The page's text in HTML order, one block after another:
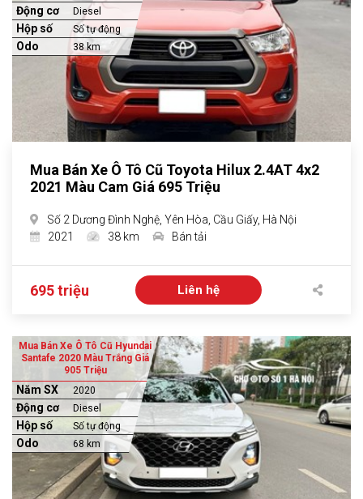
Động cơ Diesel
Hộp số Số tự động
Odo 38 km
Mua Bán Xe Ô Tô Cũ Toyota Hilux 2.4AT 4x2
2021 Màu Cam Giá 695 Triệu
Số 2 Dương Đình Nghệ, Yên Hòa, Cầu Giấy, Hà Nội
2021
38 km Bán tải
695 triệu Liên hệ
Mua Bán Xe Ô Tô Cũ Hyundai
Santafe 2020 Màu Trắng Giá
905 Triệu
Năm SX 2020
Động cơ Diesel
Hộp số Số tự động
Odo 68 km